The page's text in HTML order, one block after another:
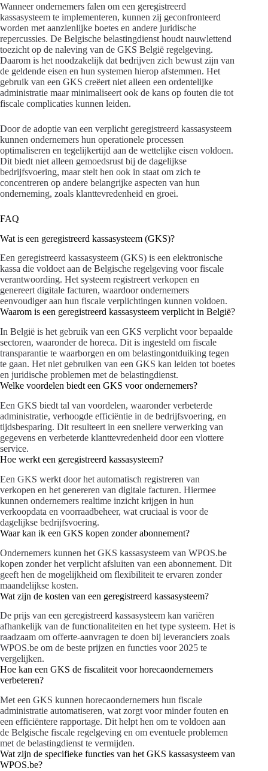
Wanneer ondernemers falen om een geregistreerd
kassasysteem te implementeren, kunnen zij geconfronteerd
worden met aanzienlijke boetes en andere juridische
repercussies. De Belgische belastingdienst houdt nauwlettend
toezicht op de naleving van de GKS België regelgeving.
Daarom is het noodzakelijk dat bedrijven zich bewust zijn van
de geldende eisen en hun systemen hierop afstemmen. Het
gebruik van een GKS creëert niet alleen een ordentelijke
administratie maar minimaliseert ook de kans op fouten die tot
fiscale complicaties kunnen leiden.
Door de adoptie van een verplicht geregistreerd kassasysteem
kunnen ondernemers hun operationele processen
optimaliseren en tegelijkertijd aan de wettelijke eisen voldoen.
Dit biedt niet alleen gemoedsrust bij de dagelijkse
bedrijfsvoering, maar stelt hen ook in staat om zich te
concentreren op andere belangrijke aspecten van hun
onderneming, zoals klanttevredenheid en groei.
FAQ
Wat is een geregistreerd kassasysteem (GKS)?
Een geregistreerd kassasysteem (GKS) is een elektronische
kassa die voldoet aan de Belgische regelgeving voor fiscale
verantwoording. Het systeem registreert verkopen en
genereert digitale facturen, waardoor ondernemers
eenvoudiger aan hun fiscale verplichtingen kunnen voldoen.
Waarom is een geregistreerd kassasysteem verplicht in België?
In België is het gebruik van een GKS verplicht voor bepaalde
sectoren, waaronder de horeca. Dit is ingesteld om fiscale
transparantie te waarborgen en om belastingontduiking tegen
te gaan. Het niet gebruiken van een GKS kan leiden tot boetes
en juridische problemen met de belastingdienst.
Welke voordelen biedt een GKS voor ondernemers?
Een GKS biedt tal van voordelen, waaronder verbeterde
administratie, verhoogde efficiëntie in de bedrijfsvoering, en
tijdsbesparing. Dit resulteert in een snellere verwerking van
gegevens en verbeterde klanttevredenheid door een vlottere
service.
Hoe werkt een geregistreerd kassasysteem?
Een GKS werkt door het automatisch registreren van
verkopen en het genereren van digitale facturen. Hiermee
kunnen ondernemers realtime inzicht krijgen in hun
verkoopdata en voorraadbeheer, wat cruciaal is voor de
dagelijkse bedrijfsvoering.
Waar kan ik een GKS kopen zonder abonnement?
Ondernemers kunnen het GKS kassasysteem van WPOS.be
kopen zonder het verplicht afsluiten van een abonnement. Dit
geeft hen de mogelijkheid om flexibiliteit te ervaren zonder
maandelijkse kosten.
Wat zijn de kosten van een geregistreerd kassasysteem?
De prijs van een geregistreerd kassasysteem kan variëren
afhankelijk van de functionaliteiten en het type systeem. Het is
raadzaam om offerte-aanvragen te doen bij leveranciers zoals
WPOS.be om de beste prijzen en functies voor 2025 te
vergelijken.
Hoe kan een GKS de fiscaliteit voor horecaondernemers
verbeteren?
Met een GKS kunnen horecaondernemers hun fiscale
administratie automatiseren, wat zorgt voor minder fouten en
een efficiëntere rapportage. Dit helpt hen om te voldoen aan
de Belgische fiscale regelgeving en om eventuele problemen
met de belastingdienst te vermijden.
Wat zijn de specifieke functies van het GKS kassasysteem van
WPOS.be?